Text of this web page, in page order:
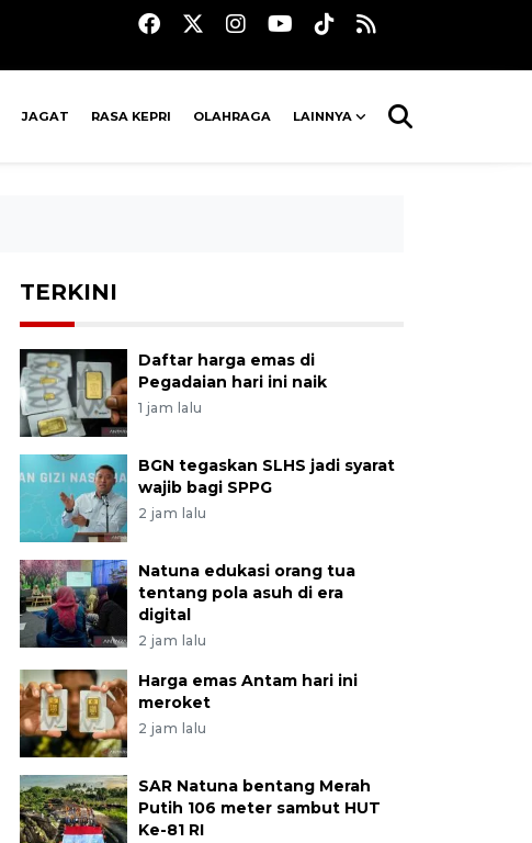
JAGAT RASA KEPRI OLAHRAGA LAINNYA
TERKINI
Daftar harga emas di
Pegadaian hari ini naik
1 jam lalu
BGN tegaskan SLHS jadi syarat
wajib bagi SPPG
2 jam lalu
Natuna edukasi orang tua
tentang pola asuh di era
digital
2 jam lalu
Harga emas Antam hari ini
meroket
2 jam lalu
SAR Natuna bentang Merah
Putih 106 meter sambut HUT
Ke-81 RI